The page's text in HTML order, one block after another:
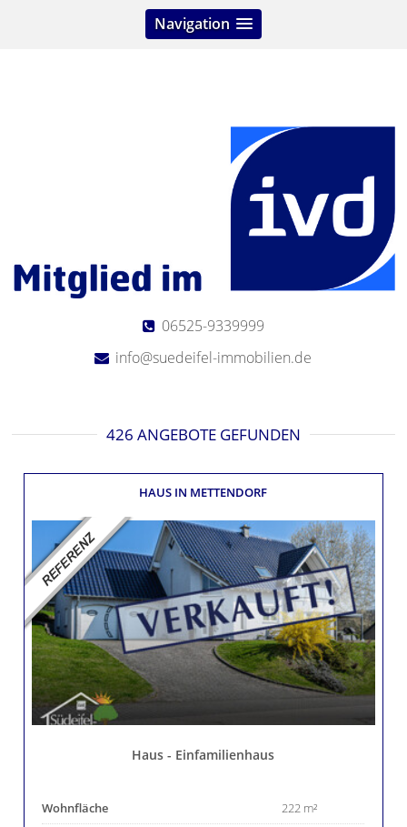
Navigation
06525-9339999
info@suedeifel-immobilien.de
426 ANGEBOTE GEFUNDEN
HAUS IN METTENDORF
Haus - Einfamilienhaus
Wohnfläche
222 m²